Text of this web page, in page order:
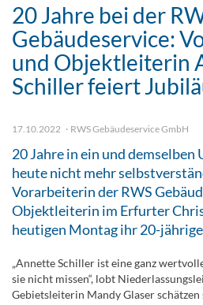
20 Jahre bei der
Gebäudeservice:
und Objektleiterin
Schiller feiert
17.10.2022 RWS Gebäudeservice GmbH
20 Jahre in ein und demselben
heute nicht mehr
Vorarbeiterin der RWS
Objektleiterin im Erfurter
heutigen Montag ihr 20-
„Annette Schiller ist eine ganz
sie nicht missen“, lobt
Gebietsleiterin Mandy Glaser